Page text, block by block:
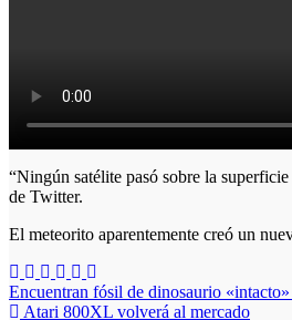
“Ningún satélite pasó sobre la
de Twitter.
El meteorito aparentemente creó un
Navegación
Encuentran fósil de dinosaurio «intacto»
Atari 800XL volverá al mercado